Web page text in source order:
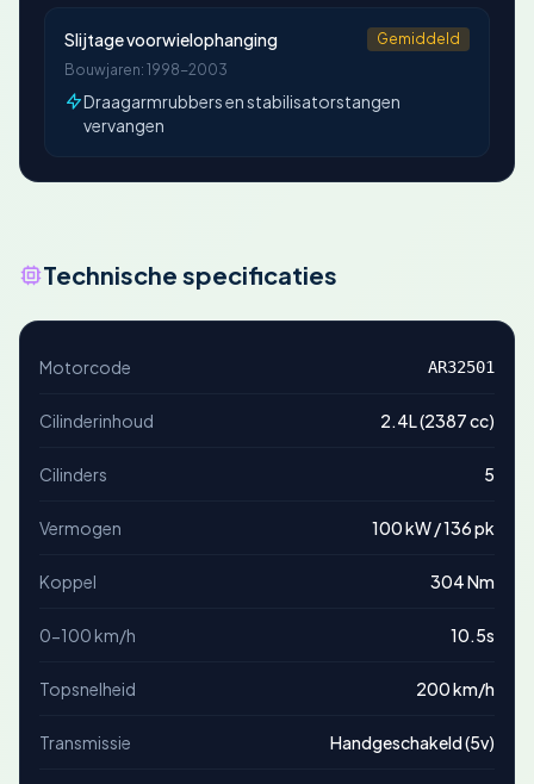
Slijtage voorwielophanging
Gemiddeld
Bouwjaren: 1998-2003
Draagarmrubbers en stabilisatorstangen
vervangen
Technische specificaties
Motorcode AR32501
Cilinderinhoud 2.4L (2387 cc)
Cilinders 5
Vermogen 100 kW / 136 pk
Koppel 304 Nm
0-100 km/h 10.5s
Topsnelheid 200 km/h
Transmissie Handgeschakeld (5v)